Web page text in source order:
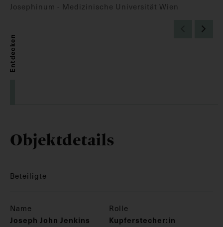
Josephinum - Medizinische Universität Wien
Entdecken
Objektdetails
Beteiligte
Name Rolle
Joseph John Jenkins
Kupferstecher:in